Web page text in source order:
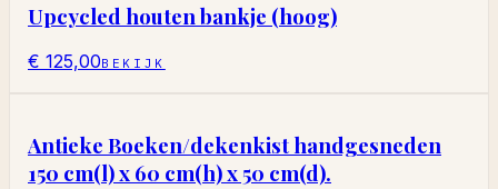
Upcycled houten bankje (hoog)
€ 125,00BEKIJK
Antieke Boeken/dekenkist handgesneden
150 cm(l) x 60 cm(h) x 50 cm(d).